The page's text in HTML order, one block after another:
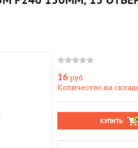
16 руб.
Количество на
КУПИТЬ